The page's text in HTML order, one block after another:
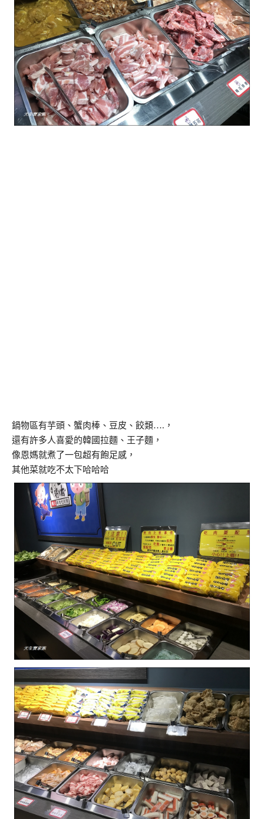
鍋物區有芋頭、蟹肉棒、豆皮、餃類….，
還有許多人喜愛的韓國拉麵、王子麵，
像恩媽就煮了一包超有飽足感，
其他菜就吃不太下哈哈哈